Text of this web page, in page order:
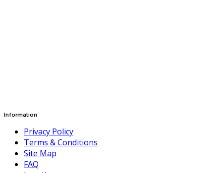
Information
Privacy Policy
Terms & Conditions
Site Map
FAQ